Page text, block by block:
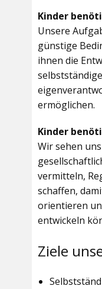
Kinder
Unsere
günstige
ihnen die
ermöglichen.
Kinder
Wir sehen
vermitteln,
schaffen,
orientieren
entwickeln
Ziele